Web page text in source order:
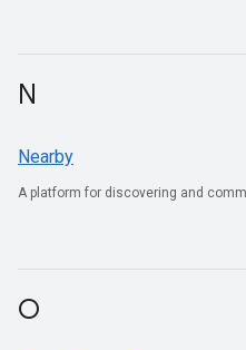
N
Nearby
A platform for discovering and
O